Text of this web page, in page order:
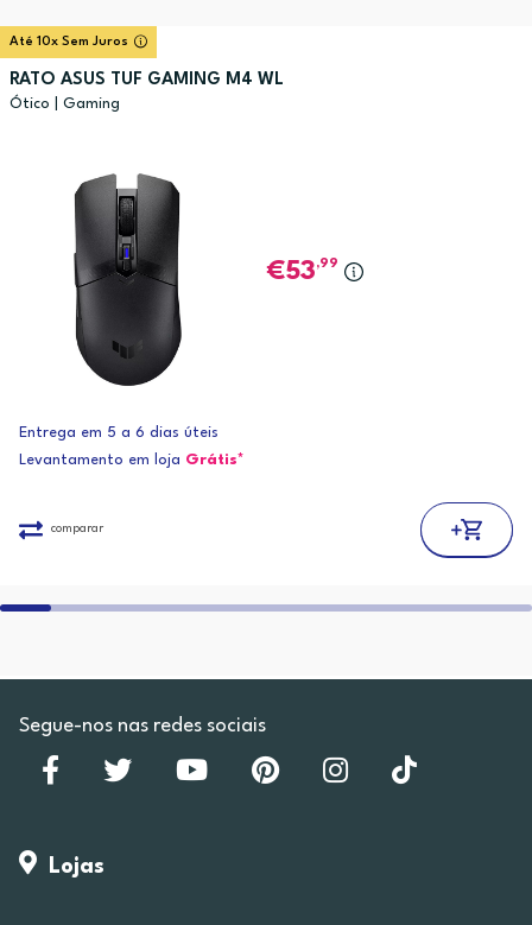
Até 10x Sem Juros
RATO ASUS TUF GAMING M4 WL
Ótico | Gaming
53,99
Entrega em 5 a 6 dias úteis
Levantamento em loja Grátis*
comparar
Segue-nos nas redes sociais
Lojas